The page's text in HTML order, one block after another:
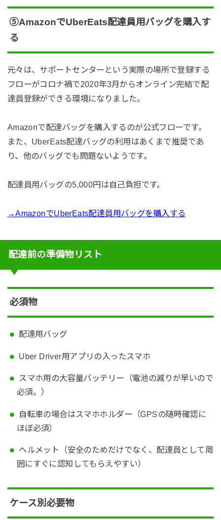
⑤AmazonでUberEats配達員用バッグを購入す
る
元々は、サポートセンターという実際の場所で登録する
フローがコロナ禍で2020年3月からオンライン完結で配
達員登録ができる環境になりました。
Amazonで配達バッグを購入するのが公式フローです。
また、UberEats配達バッグの利用はあくまで推奨であ
り、他のバッグでも問題ないようです。
配達員用バッグの5,000円は自己負担です。
→AmazonでUberEats配達員用バッグを購入する
配達前の準備物リスト
必須物
配達用バッグ
Uber Driver用アプリの入ったスマホ
スマホ用の大容量バッテリー（電池の減りが早いので
必須。）
自転車の場合はスマホホルダー（GPSの随時確認に
ほぼ必須）
ヘルメット（安全のためだけでなく、配達員として周
囲にすぐに認知してもらえやすい）
ケース別必要物